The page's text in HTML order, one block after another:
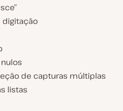
digitação
de capturas múltiplas
listas